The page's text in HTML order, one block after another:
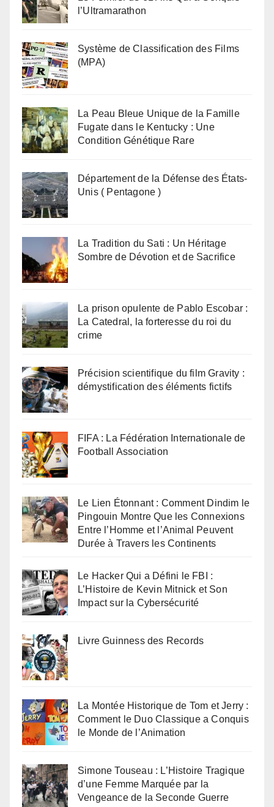
l’Ultramarathon
Système de Classification des Films
(MPA)
La Peau Bleue Unique de la Famille
Fugate dans le Kentucky : Une
Condition Génétique Rare
Département de la Défense des États-
Unis ( Pentagone )
La Tradition du Sati : Un Héritage
Sombre de Dévotion et de Sacrifice
La prison opulente de Pablo Escobar :
La Catedral, la forteresse du roi du
crime
Précision scientifique du film Gravity :
démystification des éléments fictifs
FIFA : La Fédération Internationale de
Football Association
Le Lien Étonnant : Comment Dindim le
Pingouin Montre Que les Connexions
Entre l’Homme et l’Animal Peuvent
Durée à Travers les Continents
Le Hacker Qui a Défini le FBI :
L’Histoire de Kevin Mitnick et Son
Impact sur la Cybersécurité
Livre Guinness des Records
La Montée Historique de Tom et Jerry :
Comment le Duo Classique a Conquis
le Monde de l’Animation
Simone Touseau : L’Histoire Tragique
d’une Femme Marquée par la
Vengeance de la Seconde Guerre